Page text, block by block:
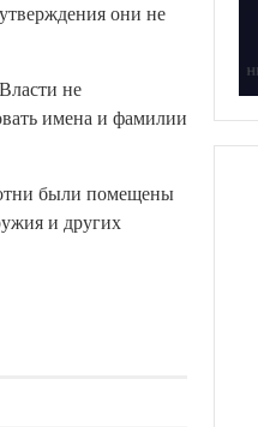
они не
не
имена и фамилии
были помещены
и других